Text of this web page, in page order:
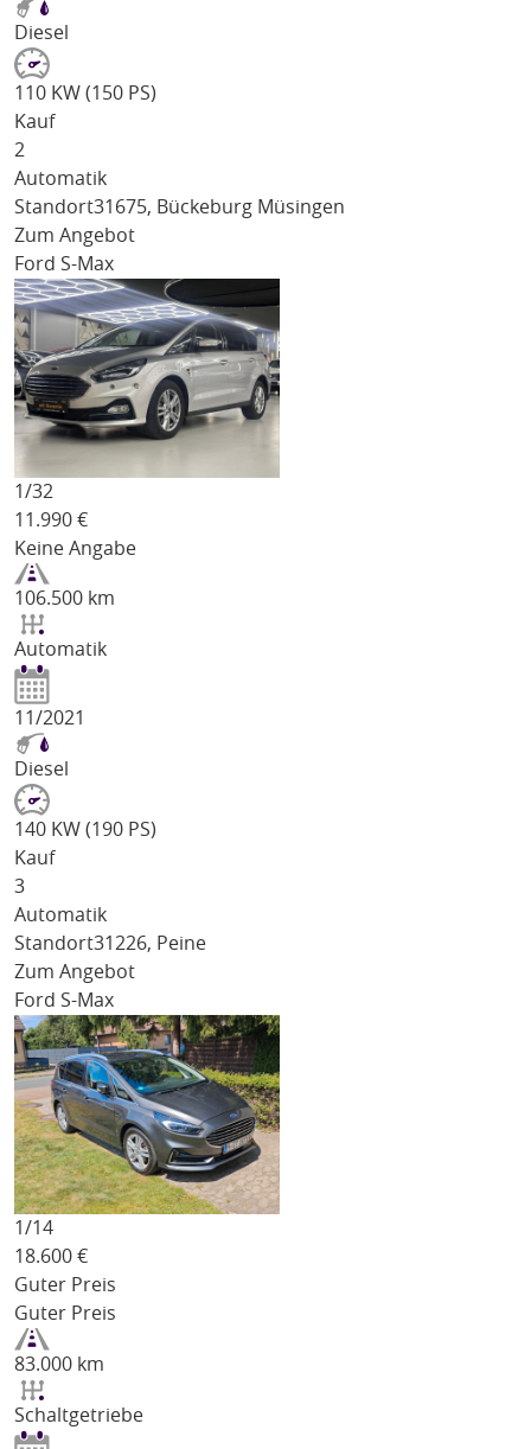
Diesel
110 KW (150 PS)
Kauf
2
Automatik
Standort31675, Bückeburg Müsingen
Zum Angebot
Ford S-Max
1/32
11.990 €
Keine Angabe
106.500 km
Automatik
11/2021
Diesel
140 KW (190 PS)
Kauf
3
Automatik
Standort31226, Peine
Zum Angebot
Ford S-Max
1/14
18.600 €
Guter Preis
Guter Preis
83.000 km
Schaltgetriebe